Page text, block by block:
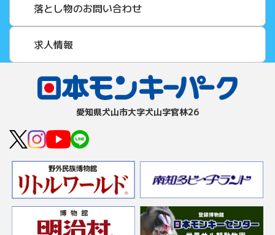
落とし物のお問い合わせ
求人情報
愛知県⽝⼭市⼤字⽝⼭字官林26